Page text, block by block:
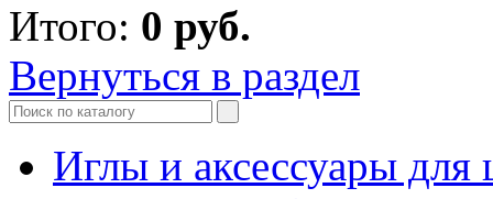
Итого: 0 руб.
Вернуться в раздел
Иглы и аксессуары